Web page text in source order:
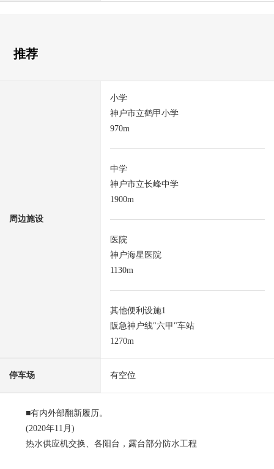
推荐
周边施设
小学
神户市立鹤甲小学
970m
中学
神户市立长峰中学
1900m
医院
神户海星医院
1130m
其他便利设施1
阪急神户线"六甲"车站
1270m
停车场 有空位
■有内外部翻新履历。
(2020年11月)
热水供应机交换、各阳台，露台部分防水工程